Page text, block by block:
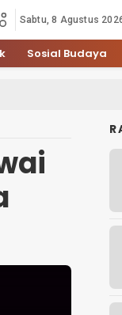
Sabtu, 8 Agustus
Sosial Budaya